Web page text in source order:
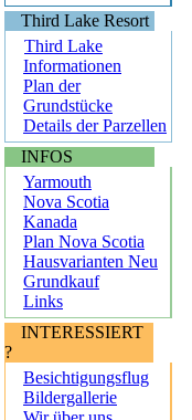
Third Lake Resort
Third Lake
Informationen
Plan der
Grundstücke
Details der Parzellen
INFOS
Yarmouth
Nova Scotia
Kanada
Plan Nova Scotia
Hausvarianten Neu
Grundkauf
Links
INTERESSIERT
?
Besichtigungsflug
Bildergallerie